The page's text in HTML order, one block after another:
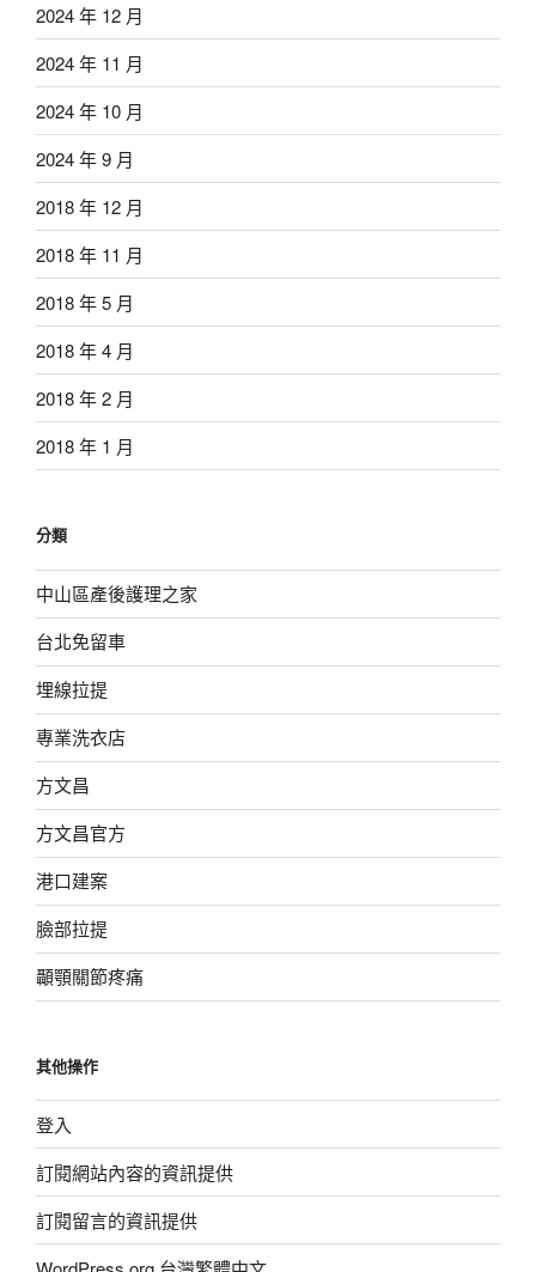
2024 年 12 月
2024 年 11 月
2024 年 10 月
2024 年 9 月
2018 年 12 月
2018 年 11 月
2018 年 5 月
2018 年 4 月
2018 年 2 月
2018 年 1 月
分類
中山區產後護理之家
台北免留車
埋線拉提
專業洗衣店
方文昌
方文昌官方
港口建案
臉部拉提
顳顎關節疼痛
其他操作
登入
訂閱網站內容的資訊提供
訂閱留言的資訊提供